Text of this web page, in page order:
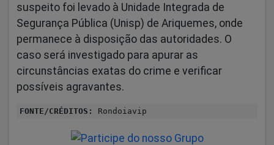
suspeito foi levado à Unidade Integrada de
Segurança Pública (Unisp) de Ariquemes, onde
permanece à disposição das autoridades. O
caso será investigado para apurar as
circunstâncias exatas do crime e verificar
possíveis agravantes.
FONTE/CRÉDITOS: Rondoiavip